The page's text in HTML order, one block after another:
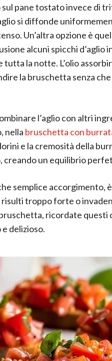
sul pane tostato invece di
si diffonde
Un’altra opzione è
alcuni spicchi d’aglio
tutta la notte. L’olio
la bruschetta senza che
l’aglio con altri
nella bruschetta con
e la cremosità della
creando un equilibrio
semplice accorgimento,
risulti troppo forte o
ricordate questi
delizioso.